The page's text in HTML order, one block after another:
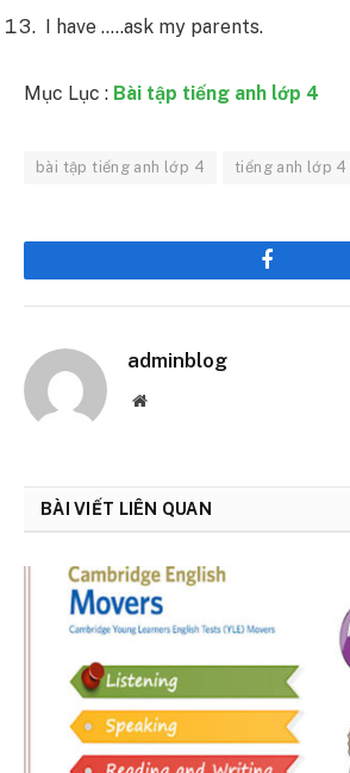
I have …..ask my parents.
Mục Lục : Bài tập tiếng anh lớp 4
bài tập tiếng anh lớp 4 tiếng anh lớp 4
Facebook
adminblog
Website
BÀI VIẾT LIÊN QUAN